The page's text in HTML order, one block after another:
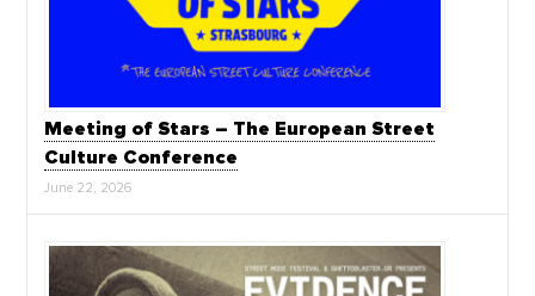
Meeting of Stars – The European Street
Culture Conference
June 22, 2026